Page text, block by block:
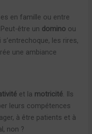
en famille ou entre
être un domino ou
les rires,
une ambiance
et la motricité. Ils
leurs compétences
à être patients et à
non ?